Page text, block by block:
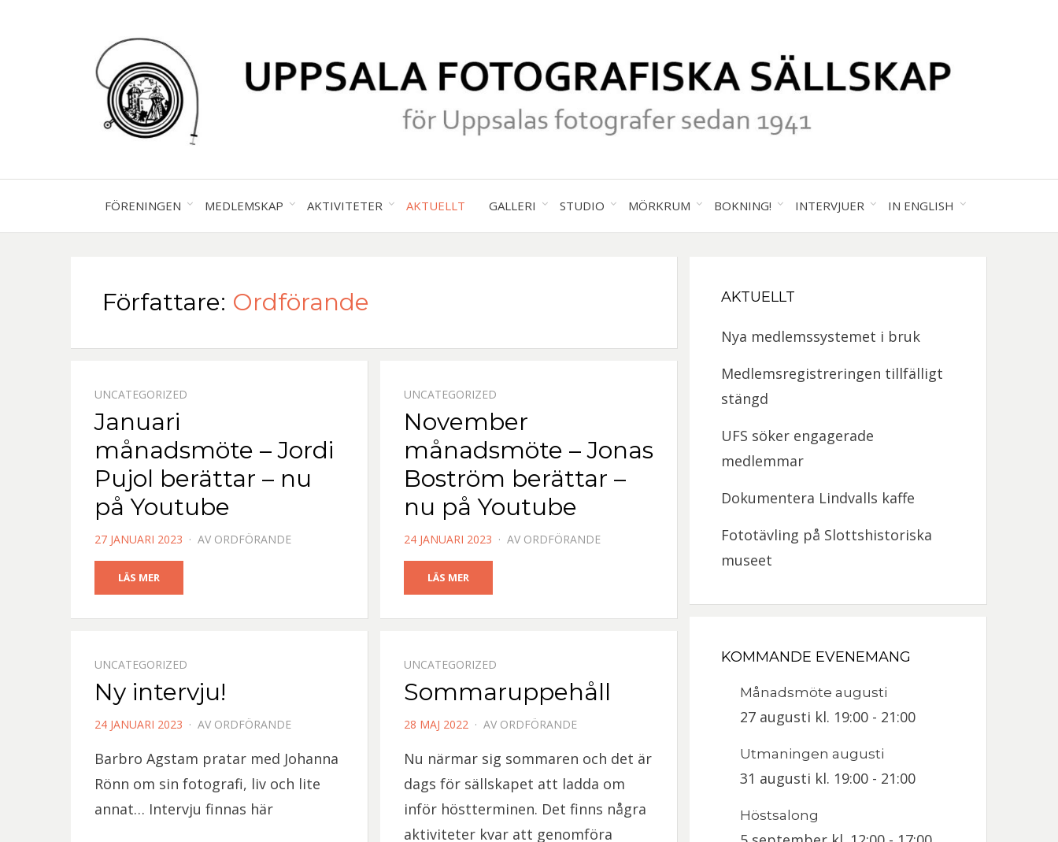
UPPSALA
FOTOGRAFISKA
SÄLLSKAP
FÖRENINGEN MEDLEMSKAP AKTIVITETER AKTUELLT GALLERI STUDIO MÖRKRUM BOKNING! INTERVJUER IN ENGLISH
Författare: Ordförande
UNCATEGORIZED
Januari
månadsmöte – Jordi
Pujol berättar – nu
på Youtube
PUBLICERAD
DEN
27 JANUARI 2023 AV ORDFÖRANDE
LÄS MER
UNCATEGORIZED
November
månadsmöte – Jonas
Boström berättar –
nu på Youtube
PUBLICERAD
DEN
24 JANUARI 2023 AV ORDFÖRANDE
LÄS MER
UNCATEGORIZED
Ny intervju!
PUBLICERAD
24 JANUARI 2023 AV ORDFÖRANDE
Barbro Agstam pratar med Johanna
Rönn om sin fotografi, liv och lite
annat… Intervju finnas här
UNCATEGORIZED
Sommaruppehåll
PUBLICERAD
28 MAJ 2022 AV ORDFÖRANDE
Nu närmar sig sommaren och det är
dags för sällskapet att ladda om
inför höstterminen. Det finns några
aktiviteter kvar att genomföra
AKTUELLT
Nya medlemssystemet i bruk
Medlemsregistreringen tillfälligt
stängd
UFS söker engagerade
medlemmar
Dokumentera Lindvalls kaffe
Fototävling på Slottshistoriska
museet
KOMMANDE EVENEMANG
Månadsmöte augusti
27 augusti kl. 19:00 - 21:00
Utmaningen augusti
31 augusti kl. 19:00 - 21:00
Höstsalong